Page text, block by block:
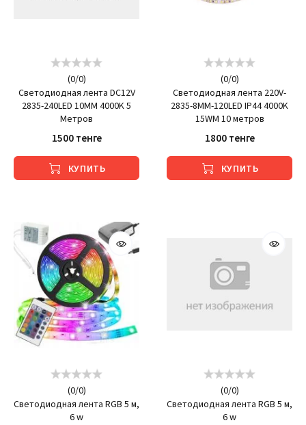
(0/0)
Светодиодная лента DC12V
2835-240LED 10MM 4000K 5
Метров
1500 тенге
КУПИТЬ
(0/0)
Светодиодная лента 220V-
2835-8MM-120LED IP44 4000K
15WМ 10 метров
1800 тенге
КУПИТЬ
(0/0)
Светодиодная лента RGB 5 м,
6 w
(0/0)
Светодиодная лента RGB 5 м,
6 w